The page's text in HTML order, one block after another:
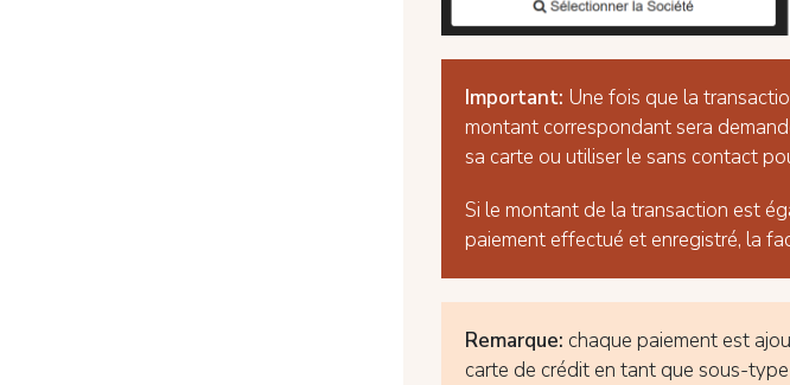
Important: Une fois que la
montant correspondant sera
sa carte ou utiliser le sans contact
Si le montant de la transaction est
paiement effectué et enregistré, la
Remarque: chaque paiement est
carte de crédit en tant que sous-